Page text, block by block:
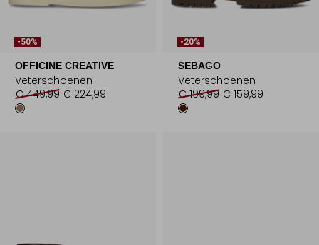
-50%
OFFICINE CREATIVE
Veterschoenen
€ 449,99 € 224,99
-20%
SEBAGO
Veterschoenen
€ 199,99 € 159,99